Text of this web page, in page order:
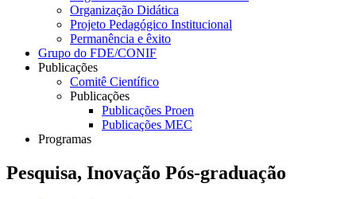
Organização Didática
Projeto Pedagógico Institucional
Permanência e êxito
Grupo do FDE/CONIF
Publicações
Comitê Científico
Publicações
Publicações Proen
Publicações MEC
Programas
Pesquisa, Inovação Pós-graduação